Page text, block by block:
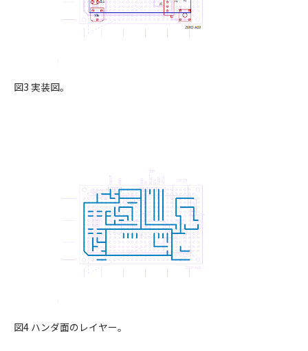
図3 実装図。
図4 ハンダ面のレイヤー。